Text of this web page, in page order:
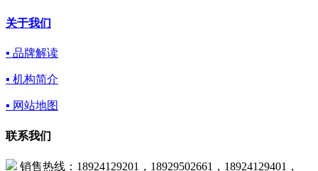
关于我们
▪ 品牌解读
▪ 机构简介
▪ 网站地图
联系我们
销售热线：18924129201，18929502661，18924129401，